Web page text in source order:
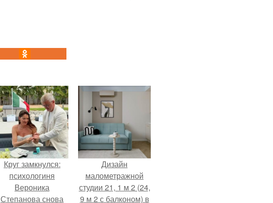
Круг замкнулся:
психологиня
Вероника
Степанова снова
Дизайн
малометражной
студии 21, 1 м 2 (24,
9 м 2 с балконом) в